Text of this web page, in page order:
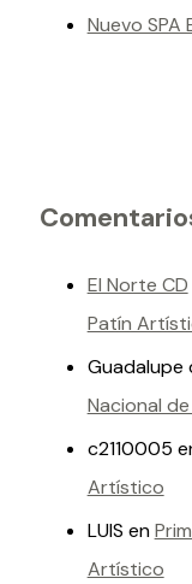
Nuevo SPA
El Norte CD
Patín
Guadalupe
Nacional
c2110005
Artístico
LUIS en
Artístico